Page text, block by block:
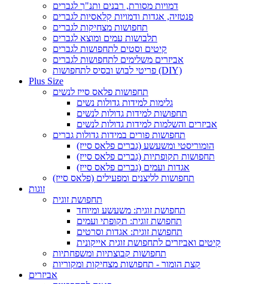
דמויות מסורת, רבנים ותנ"ך לגברים
פנטזיה, אגדות ודמויות קלאסיות לגברים
תחפושות מצחיקות לגברים
תלבושות עמים ומוצא לגברים
קיטים וסטים לתחפושות לגברים
אביזרים משלימים לתחפושות לגברים
פריטי לבוש ובסיס לתחפושות (DIY)
Plus Size
תחפושות פלאס סייז לנשים
גלימות למידות גדולות נשים
תחפושות למידות גדולות לנשים
אביזרים והשלמות למידות גדולות לנשים
תחפושות פורים במידות גדולות גברים
הומוריסטי ומשעשע (גברים פלאס סייז)
תחפושות תקופתיות (גברים פלאס סייז)
אגדות ועמים (גברים פלאס סייז)
תחפושות לליצנים ומפעילים (פלאס סייז)
זוגות
תחפושת זוגית
תחפושת זוגית: משעשע ומיוחד
תחפושת זוגית: תקופתי ועמים
תחפושת זוגית: אגדות וסרטים
קיטים ואביזרים לתחפושת זוגית אייקונית
תחפושות קבוצתיות ומשפחתיות
קצת הומור - תחפושות מצחיקות ומקוריות
אביזרים